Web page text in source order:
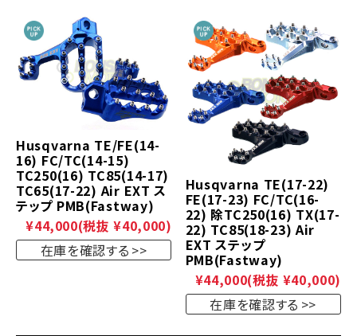
Husqvarna TE/FE(14-
16) FC/TC(14-15)
TC250(16) TC85(14-17)
TC65(17-22) Air EXT ス
テップ PMB(Fastway)
¥44,000(税抜 ¥40,000)
在庫を確認する
Husqvarna TE(17-22)
FE(17-23) FC/TC(16-
22) 除TC250(16) TX(17-
22) TC85(18-23) Air
EXT ステップ
PMB(Fastway)
¥44,000(税抜 ¥40,000)
在庫を確認する